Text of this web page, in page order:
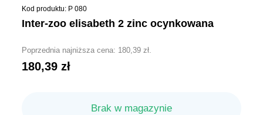
Kod produktu: P 080
inter-zoo elisabeth 2 zinc ocynkowana
Poprzednia najniższa cena: 180,39zł.
180,39zł
Brak w magazynie